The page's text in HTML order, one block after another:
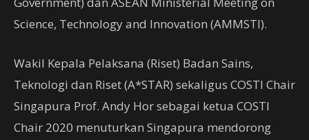
Science, Technology and Innovation (AMMSTI).
Wakil Kepala Pelaksana (Riset) Badan Sains,
Teknologi dan Riset (A*STAR) sekaligus COSTI Chair
Singapura Prof. Andy Hor sebagai ketua COSTI
Chair 2020 menuturkan Singapura mendorong